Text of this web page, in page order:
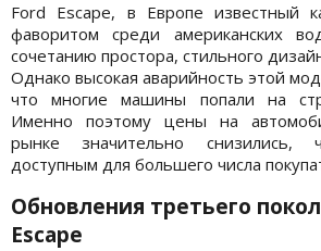
Ford Escape, в Европе известный
фаворитом среди американских
сочетанию простора, стильного
Однако высокая аварийность этой
что многие машины попали на
Именно поэтому цены на
рынке значительно снизились,
доступным для большего числа
Обновления третьего
Escape